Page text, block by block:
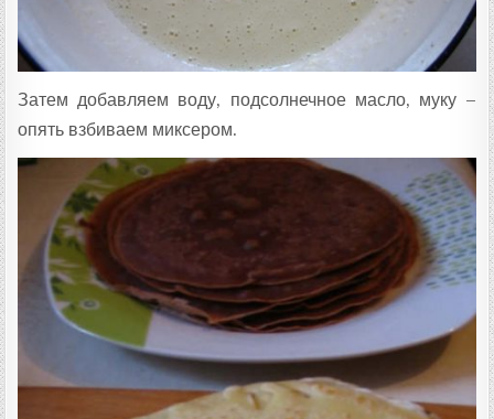
Затем добавляем воду, подсолнечное масло, муку –
опять взбиваем миксером.